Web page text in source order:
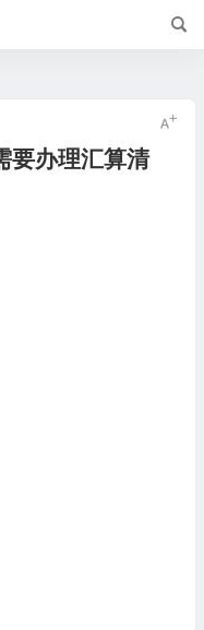
要办理汇算清